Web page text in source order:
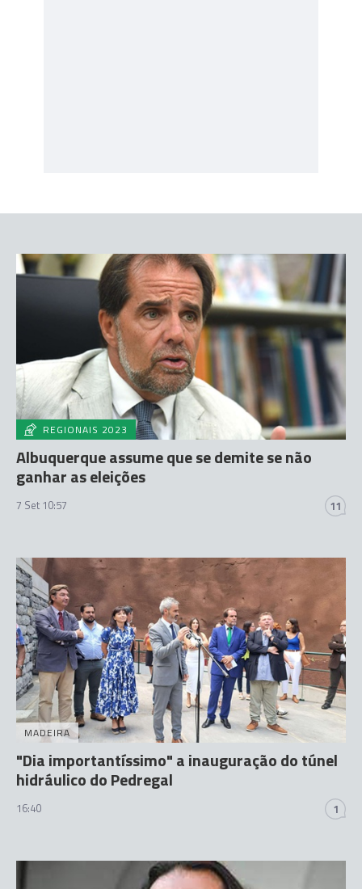
REGIONAIS 2023
Albuquerque assume que se demite se não
ganhar as eleições
7 Set 10:57 11
MADEIRA
"Dia importantíssimo" a inauguração do túnel
hidráulico do Pedregal
16:40 1